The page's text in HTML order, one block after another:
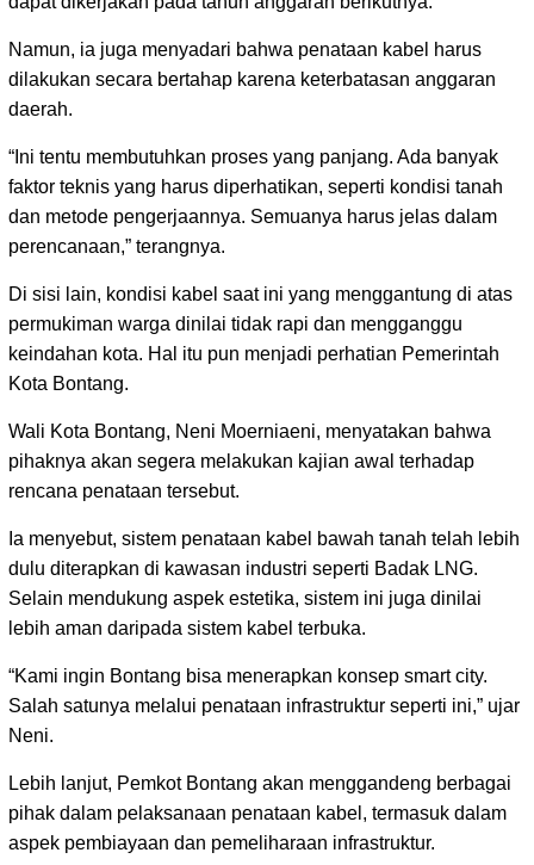
Namun, ia juga menyadari bahwa penataan kabel harus
dilakukan secara bertahap karena keterbatasan anggaran
daerah.
“Ini tentu membutuhkan proses yang panjang. Ada banyak
faktor teknis yang harus diperhatikan, seperti kondisi tanah
dan metode pengerjaannya. Semuanya harus jelas dalam
perencanaan,” terangnya.
Di sisi lain, kondisi kabel saat ini yang menggantung di atas
permukiman warga dinilai tidak rapi dan mengganggu
keindahan kota. Hal itu pun menjadi perhatian Pemerintah
Kota Bontang.
Wali Kota Bontang, Neni Moerniaeni, menyatakan bahwa
pihaknya akan segera melakukan kajian awal terhadap
rencana penataan tersebut.
Ia menyebut, sistem penataan kabel bawah tanah telah lebih
dulu diterapkan di kawasan industri seperti Badak LNG.
Selain mendukung aspek estetika, sistem ini juga dinilai
lebih aman daripada sistem kabel terbuka.
“Kami ingin Bontang bisa menerapkan konsep smart city.
Salah satunya melalui penataan infrastruktur seperti ini,” ujar
Neni.
Lebih lanjut, Pemkot Bontang akan menggandeng berbagai
pihak dalam pelaksanaan penataan kabel, termasuk dalam
aspek pembiayaan dan pemeliharaan infrastruktur.